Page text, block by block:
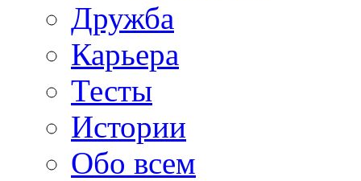
Дружба
Карьера
Тесты
Истории
Обо всем